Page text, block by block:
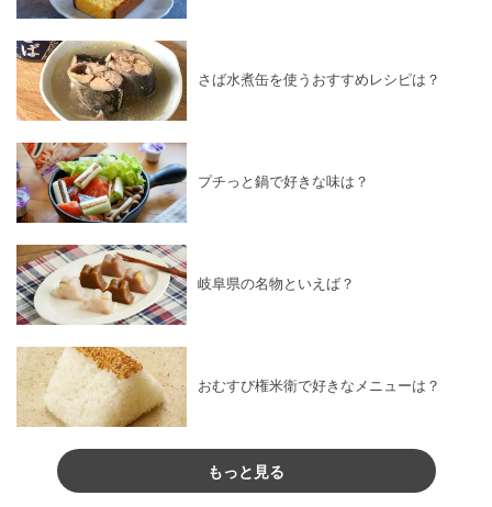
さば水煮缶を使うおすすめレシピは？
プチっと鍋で好きな味は？
岐阜県の名物といえば？
おむすび権米衛で好きなメニューは？
もっと見る